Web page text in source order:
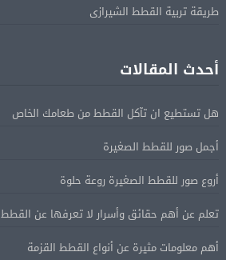
طريقة تربية القطط الشيرازى
أحدث المقالات
هل تستطيع ان تآكل القطط من طعامك الخاص
أجمل صور للقطط الصغيرة
أروع صور للقطط الصغيرة روعة حلوة
تعلم عن أهم حقائق وأسرار لا تعرفها عن القطط
أهم معلومات مثيرة عن أنواع القطط القزمة